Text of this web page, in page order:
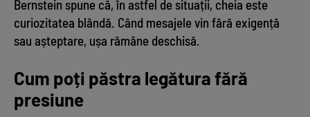
Bernstein spune că, în astfel de situații, cheia este
curiozitatea blândă. Când mesajele vin fără exigență
sau așteptare, ușa rămâne deschisă.
Cum poți păstra legătura fără
presiune